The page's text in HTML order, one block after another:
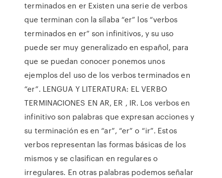
terminados en er Existen una serie de verbos
que terminan con la sílaba “er” los “verbos
terminados en er” son infinitivos, y su uso
puede ser muy generalizado en español, para
que se puedan conocer ponemos unos
ejemplos del uso de los verbos terminados en
“er”. LENGUA Y LITERATURA: EL VERBO
TERMINACIONES EN AR, ER , IR. Los verbos en
infinitivo son palabras que expresan acciones y
su terminación es en “ar”, “er” o “ir”. Estos
verbos representan las formas básicas de los
mismos y se clasifican en regulares o
irregulares. En otras palabras podemos señalar